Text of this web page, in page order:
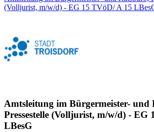
(Volljurist, m/w/d) - EG 15 TVöD/ A 15
Amtsleitung im Bürgermeister- und
Pressestelle (Volljurist, m/w/d) - EG
LBesG